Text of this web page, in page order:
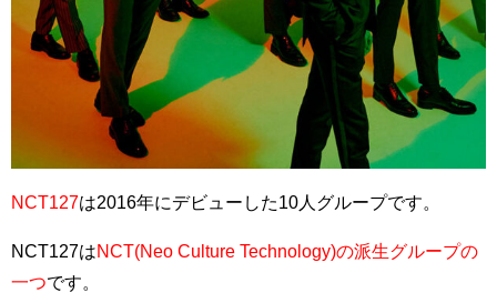
NCT127は2016年にデビューした10人グループです。
NCT127はNCT(Neo Culture Technology)の派生グループの
一つです。